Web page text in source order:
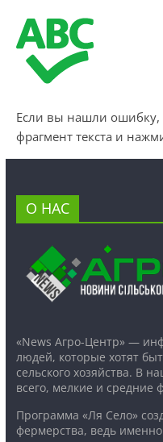
Если вы нашли ошибку,
фрагмент текста и
О НАС
«News Агро-Центр» —
людей, которые хотят
сельского хозяйства. В
всего, мелкие и
Программа «Ля Село»
фермерства, ведь именно